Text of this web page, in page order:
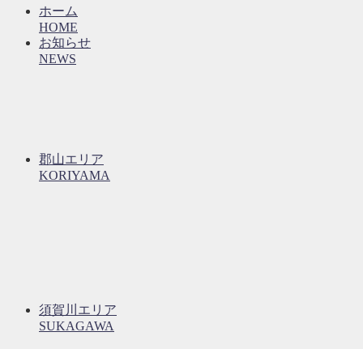
ホーム
HOME
お知らせ
NEWS
郡山エリア
KORIYAMA
須賀川エリア
SUKAGAWA